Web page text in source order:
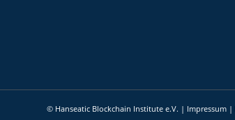
© Hanseatic Blockchain Institute e.V. | Impressum |